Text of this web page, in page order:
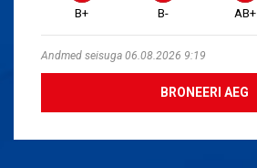
B+ B- AB+
Andmed seisuga 06.08.2026 9:19
BRONEERI AEG